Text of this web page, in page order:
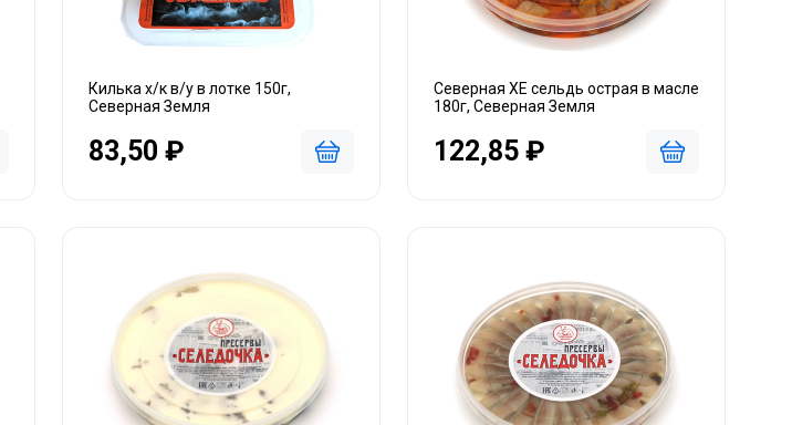
Килька х/к в/у в лотке 150г,
Северная Земля
83,50 ₽
Северная ХЕ сельдь острая в масле
180г, Северная Земля
122,85 ₽